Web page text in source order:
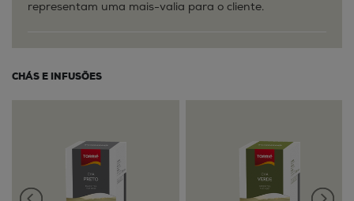
representam uma mais-valia para o cliente.
CHÁS E INFUSÕES